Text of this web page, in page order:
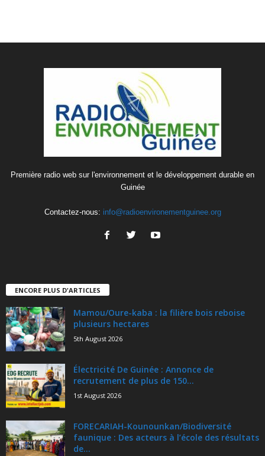
Première radio web sur l'environnement et le développement durable en
Guinée
Contactez-nous: info@radioenvironementguinee.org
ENCORE PLUS D'ARTICLES
Mamou/Oure-kaba : la filière bois reboise
plusieurs hectares
5th August 2026
Électricité De Guinée : Annonce de
recrutement de plus de 150...
1st August 2026
FORECARIAH-Kounounkan/Biodiversité
faunique : Des acteurs à l’école des résultats
de...